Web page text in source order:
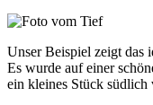
Unser Beispiel zeigt das
Es wurde auf einer
ein kleines Stück südlich